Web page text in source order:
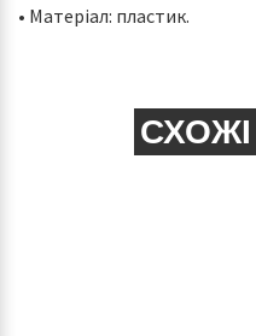
• Матеріал: пластик.